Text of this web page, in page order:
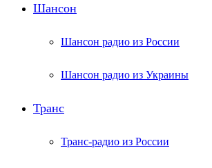
Шансон
Шансон радио из России
Шансон радио из Украины
Транс
Транс-радио из России